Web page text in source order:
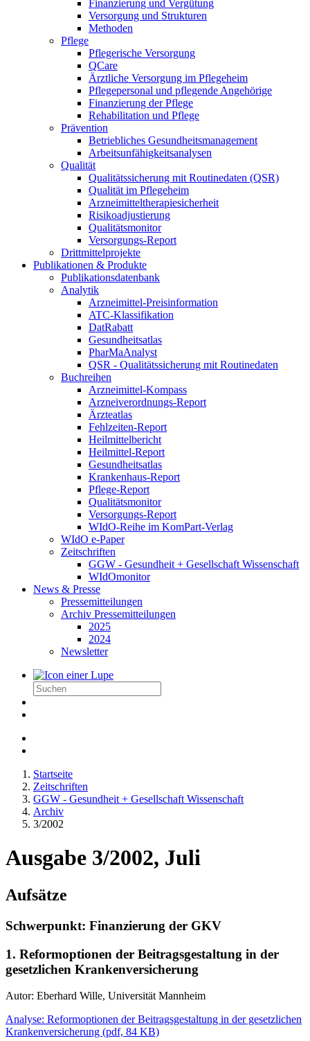
Finanzierung und Vergütung
Versorgung und Strukturen
Methoden
Pflege
Pflegerische Versorgung
QCare
Ärztliche Versorgung im Pflegeheim
Pflegepersonal und pflegende Angehörige
Finanzierung der Pflege
Rehabilitation und Pflege
Prävention
Betriebliches Gesundheitsmanagement
Arbeitsunfähigkeitsanalysen
Qualität
Qualitätssicherung mit Routinedaten (QSR)
Qualität im Pflegeheim
Arzneimitteltherapiesicherheit
Risikoadjustierung
Qualitätsmonitor
Versorgungs-Report
Drittmittelprojekte
Publikationen & Produkte
Publikationsdatenbank
Analytik
Arzneimittel-Preisinformation
ATC-Klassifikation
DatRabatt
Gesundheitsatlas
PharMaAnalyst
QSR - Qualitätssicherung mit Routinedaten
Buchreihen
Arzneimittel-Kompass
Arzneiverordnungs-Report
Ärzteatlas
Fehlzeiten-Report
Heilmittelbericht
Heilmittel-Report
Gesundheitsatlas
Krankenhaus-Report
Pflege-Report
Qualitätsmonitor
Versorgungs-Report
WIdO-Reihe im KomPart-Verlag
WIdO e-Paper
Zeitschriften
GGW - Gesundheit + Gesellschaft Wissenschaft
WIdOmonitor
News & Presse
Pressemitteilungen
Archiv Pressemitteilungen
2025
2024
Newsletter
Startseite
Zeitschriften
GGW - Gesundheit + Gesellschaft Wissenschaft
Archiv
3/2002
Ausgabe 3/2002, Juli
Aufsätze
Schwerpunkt: Finanzierung der GKV
1. Reformoptionen der Beitragsgestaltung in der
gesetzlichen Krankenversicherung
Autor: Eberhard Wille, Universität Mannheim
Analyse: Reformoptionen der Beitragsgestaltung in der gesetzlichen
Krankenversicherung (pdf, 84 KB)